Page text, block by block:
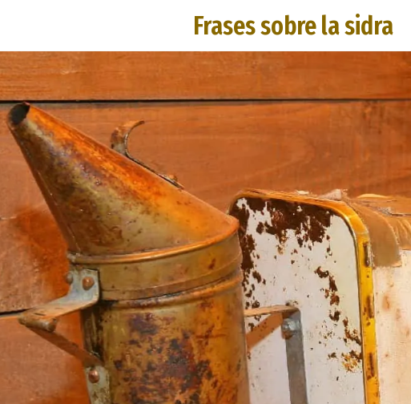
Frases sobre la sidra